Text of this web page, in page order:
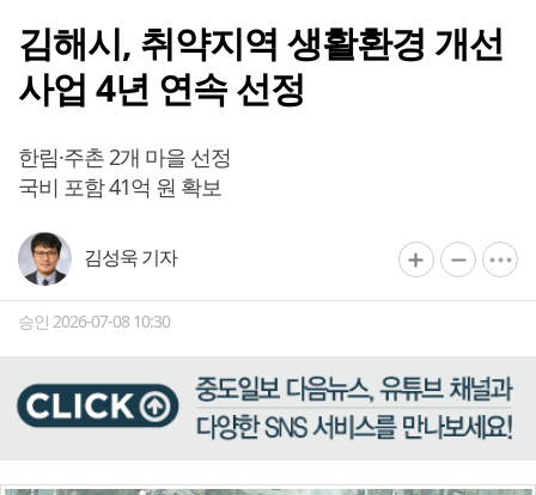
김해시, 취약지역 생활환경 개선
사업 4년 연속 선정
한림·주촌 2개 마을 선정
국비 포함 41억 원 확보
김성욱 기자
승인 2026-07-08 10:30